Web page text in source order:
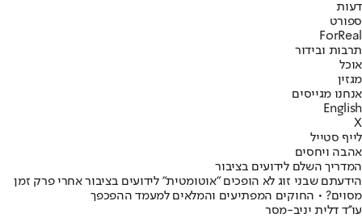
דעות
ספורט
ForReal
תרבות ובידור
אוכל
מגזין
אנחנו מגייסים
English
X
לייף סטייל
אהבה ויחסים
המדריך השלם לידועים בציבור
הידעתם שבני זוג לא הופכים "אוטומטית" לידועים בציבור אחרי פרק זמן
מסוים? • החוקים המפתיעים והמלאים למעמד ההפכפך
עו''ד דלית יניב-מסר